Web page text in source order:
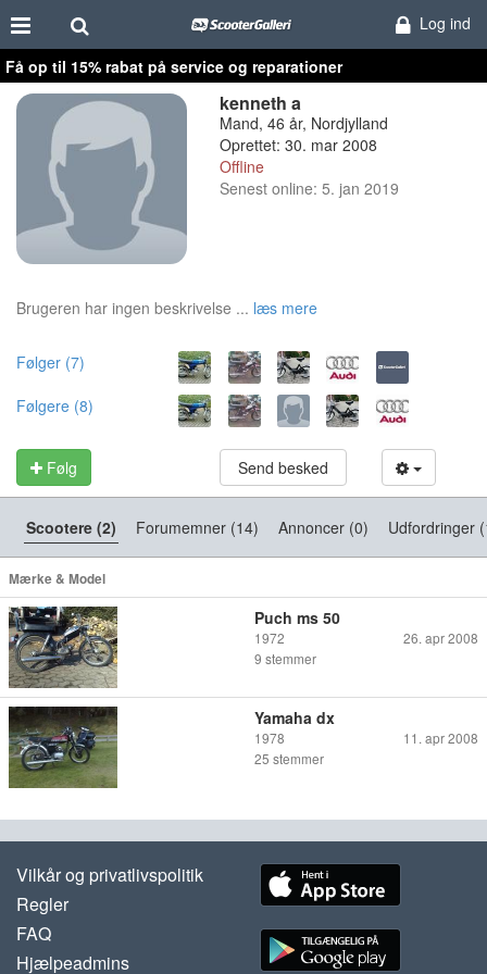
Log ind
Få op til 15% rabat på service og reparationer
kenneth a
Mand, 46 år, Nordjylland
Oprettet: 30. mar 2008
Offline
Senest online: 5. jan 2019
Brugeren har ingen beskrivelse ... læs mere
Følger (7)
Følgere (8)
Følg Send besked
Scootere (2) Forumemner (14) Annoncer (0) Udfordringer
Mærke & Model
Puch ms 50
1972
26. apr 2008
9 stemmer
Yamaha dx
1978
11. apr 2008
25 stemmer
Vilkår og privatlivspolitik
Regler
FAQ
Hjælpeadmins